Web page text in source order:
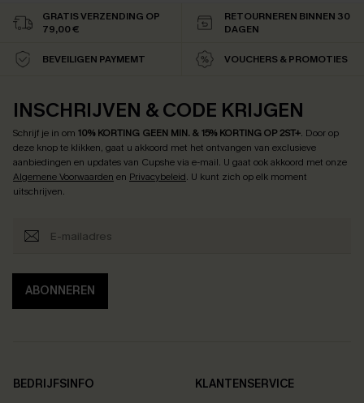
GRATIS VERZENDING OP
79,00 €
RETOURNEREN BINNEN 30
DAGEN
BEVEILIGEN PAYMEMT VOUCHERS & PROMOTIES
INSCHRIJVEN & CODE KRIJGEN
Schrijf je in om 10% KORTING GEEN MIN. & 15% KORTING OP 2ST+. Door op
deze knop te klikken, gaat u akkoord met het ontvangen van exclusieve
aanbiedingen en updates van Cupshe via e-mail. U gaat ook akkoord met onze
Algemene Voorwaarden en Privacybeleid. U kunt zich op elk moment
uitschrijven.
ABONNEREN
BEDRIJFSINFO
KLANTENSERVICE